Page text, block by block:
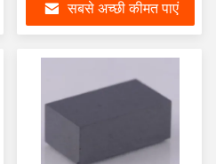
सबसे अच्छी कीमत पाएं